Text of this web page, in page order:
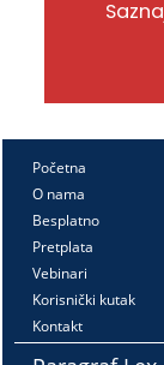
Početna
O nama
Besplatno
Pretplata
Vebinari
Korisnički kutak
Kontakt